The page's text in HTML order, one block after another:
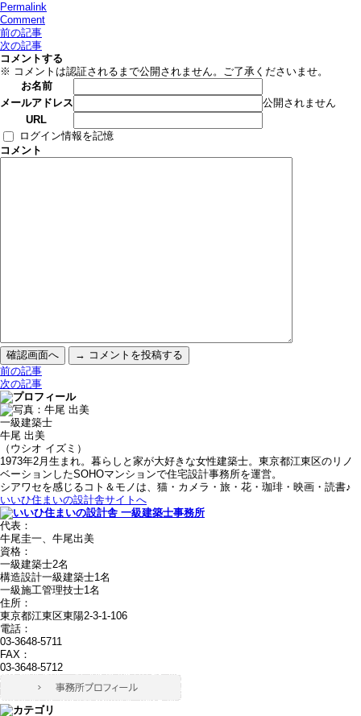
Permalink
Comment
前の記事
次の記事
コメントする
※ コメントは認証されるまで公開されません。ご了承くださいませ。
お名前
メールアドレス
公開されません
URL
ログイン情報を記憶
コメント
前の記事
次の記事
一級建築士
牛尾 出美
（ウシオ イズミ）
1973年2月生まれ。暮らしと家が大好きな女性建築士。東京都江東区のリノ
ベーションしたSOHOマンションで住宅設計事務所を運営。
シアワセを感じるコト＆モノは、猫・カメラ・旅・花・珈琲・映画・読書♪
いいひ住まいの設計舎サイトへ
代表：
牛尾圭一、牛尾出美
資格：
一級建築士2名
構造設計一級建築士1名
一級施工管理技士1名
住所：
東京都江東区東陽2-3-1-106
電話：
03-3648-5711
FAX：
03-3648-5712